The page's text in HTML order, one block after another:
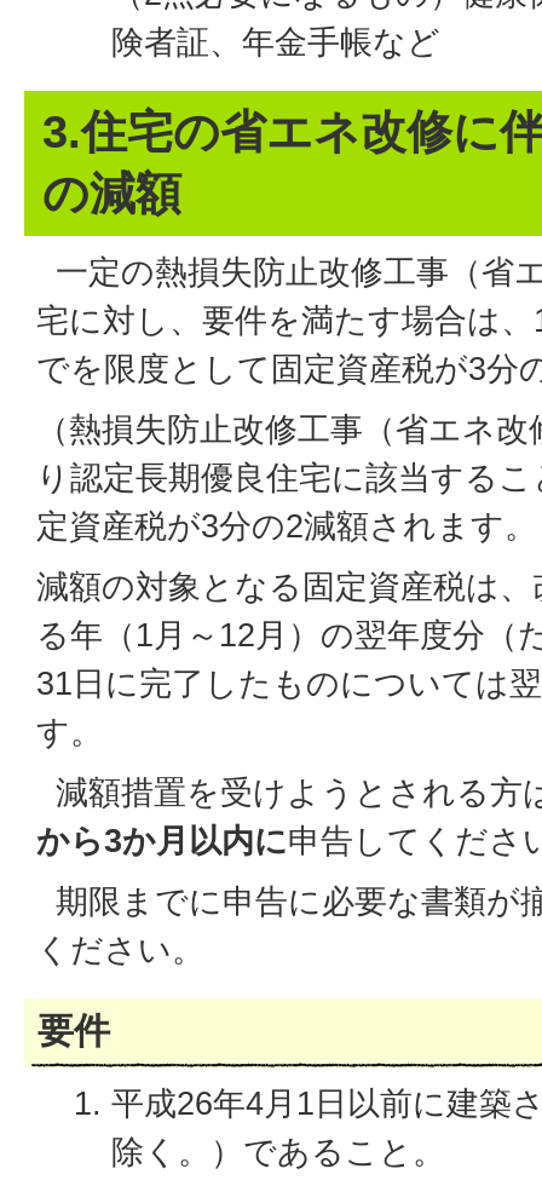
険者証、年金手帳など
3.住宅の省エネ改修に
の減額
一定の熱損失防止改修工事（省
宅に対し、要件を満たす場合は
でを限度として固定資産税が3分
（熱損失防止改修工事（省エネ
り認定長期優良住宅に該当する
定資産税が3分の2減額されます
減額の対象となる固定資産税は
る年（1月～12月）の翌年度分（
31日に完了したものについては
す。
減額措置を受けようとされる方
から3か月以内に申告してくださ
期限までに申告に必要な書類が
ください。
要件
平成26年4月1日以前に建築
除く。）であること。